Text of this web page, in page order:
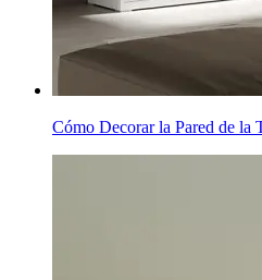
Cómo Decorar la Pared de la